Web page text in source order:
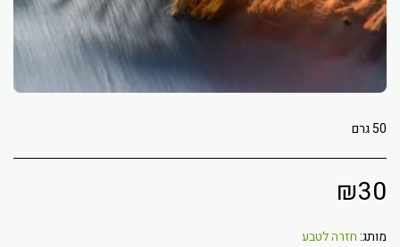
50 גרם
₪30
מותג:חזרה לטבע